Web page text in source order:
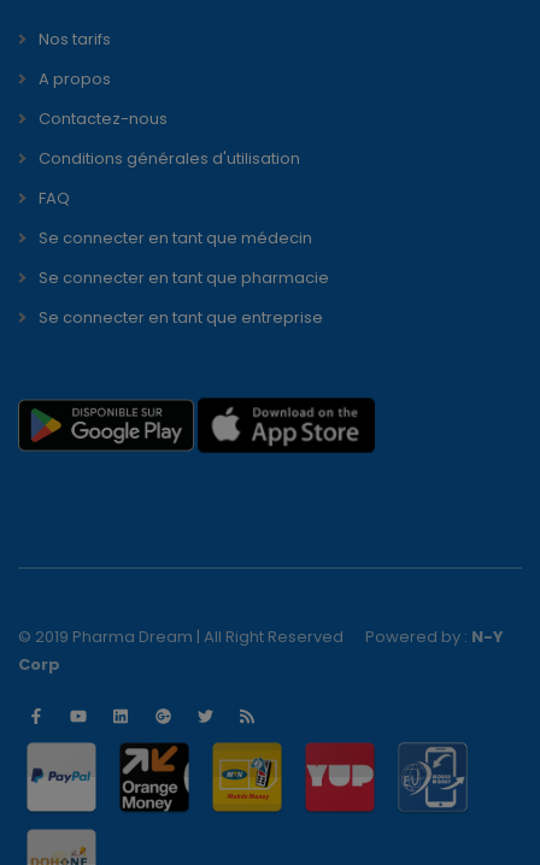
Nos tarifs
A propos
Contactez-nous
Conditions générales d'utilisation
FAQ
Se connecter en tant que médecin
Se connecter en tant que pharmacie
Se connecter en tant que entreprise
© 2019 Pharma Dream | All Right Reserved Powered by : N-Y
Corp